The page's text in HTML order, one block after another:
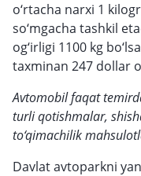
o‘rtacha narxi 1
so‘mgacha tashkil
og‘irligi 1100 kg
taxminan 247 dollar
Avtomobil faqat
turli qotishmalar,
to‘qimachilik
Davlat avtoparkni